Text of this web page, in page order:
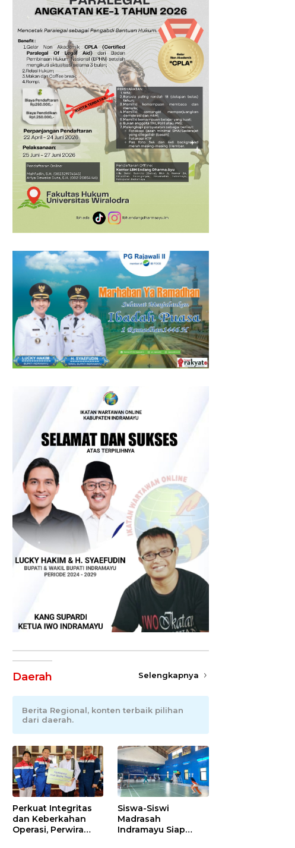
Daerah Selengkapnya
Berita Regional, konten terbaik pilihan
dari daerah.
Perkuat Integritas
dan Keberkahan
Operasi, Perwira
Siswa-Siswi
Madrasah
Indramayu Siap